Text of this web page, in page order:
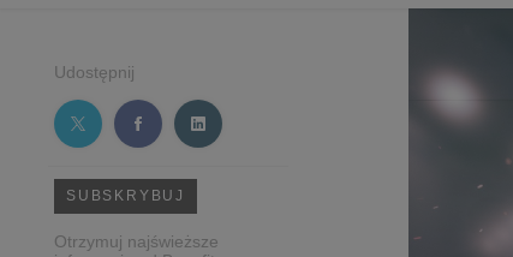
Udostępnij
SUBSKRYBUJ
Otrzymuj najświeższe